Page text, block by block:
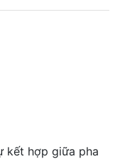
kết hợp giữa pha